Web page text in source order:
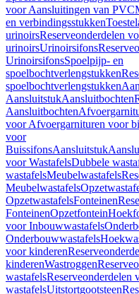
voor Aansluitingen van PVC
en verbindingsstukken
urinoirsReserveonderdelen
urinoirsUrinoirsifons
UrinoirsifonsSpoelpijp- en
spoelbochtverlengstukken
spoelbochtverlengstukken
AansluitstukAansluitbochten
Aansluitbochten
voor Afvoergarnituren voor
voor
BuissifonsAansluitstuk
voor WastafelsDubbele
wastafelsMeubelwastafels
Meubelwastafels
OpzetwastafelsFonteinen
FonteinenOpzetfontein
voor Inbouwwastafels
Onderbouwwastafels
voor kinderen
kinderenWastroggen
wastafelsReserveonderdelen
wastafelsUitstortgootsteen